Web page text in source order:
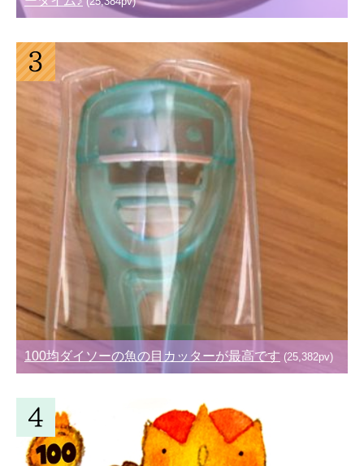
100均ダイソーの魚の目カッターが最高です (25,382pv)